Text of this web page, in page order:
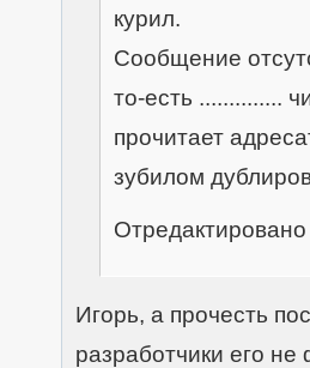
курил.
Сообщение
то-есть ..............
прочитает
зубилом
Игорь, а прочесть
разработчики его